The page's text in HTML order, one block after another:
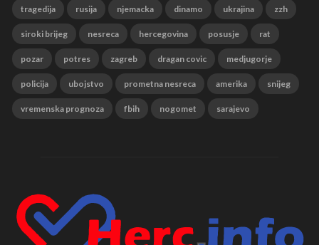
tragedija rusija njemacka dinamo ukrajina zzh
siroki brijeg nesreca hercegovina posusje rat
pozar potres zagreb dragan covic medjugorje
policija ubojstvo prometna nesreca amerika snijeg
vremenska prognoza fbih nogomet sarajevo